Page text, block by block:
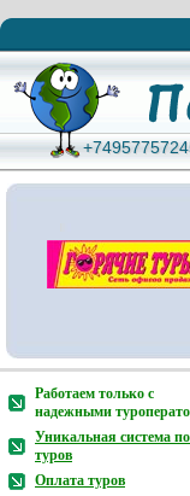
Работаем только с
надежными
Уникальная система
туров
Оплата туров